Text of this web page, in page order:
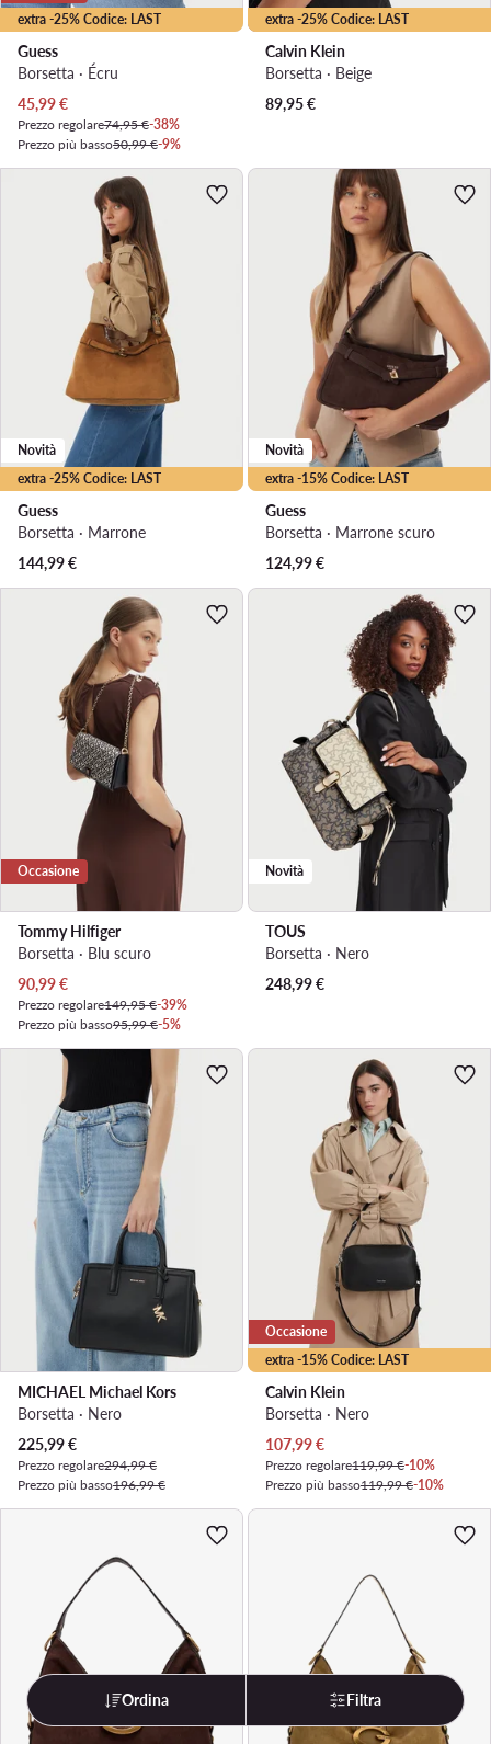
extra -25% Codice: LAST
Guess
Borsetta · Écru
Prezzo attuale
45,99€
Prezzo regolare74,95 €-38%
Prezzo più basso50,99 €-9%
extra -25% Codice: LAST
Calvin Klein
Borsetta · Beige
89,95€
extra -25% Codice: LAST
Novità
Guess
Borsetta · Marrone
144,99€
extra -15% Codice: LAST
Novità
Guess
Borsetta · Marrone scuro
124,99€
Occasione
Tommy Hilfiger
Borsetta · Blu scuro
Prezzo attuale
90,99€
Prezzo regolare149,95 €-39%
Prezzo più basso95,99 €-5%
Novità
TOUS
Borsetta · Nero
248,99€
MICHAEL Michael Kors
Borsetta · Nero
Prezzo attuale
225,99€
Prezzo regolare294,99 €
Prezzo più basso196,99 €
extra -15% Codice: LAST
Occasione
Calvin Klein
Borsetta · Nero
Prezzo attuale
107,99€
Prezzo regolare119,99 €-10%
Prezzo più basso119,99 €-10%
Ordina Filtra